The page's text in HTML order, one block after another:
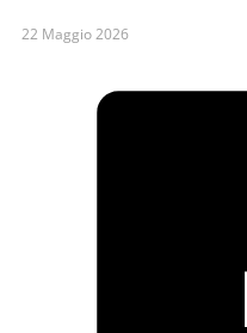
22 Maggio 2026